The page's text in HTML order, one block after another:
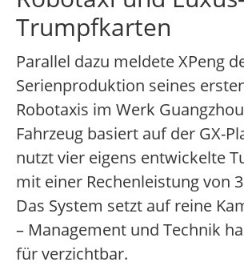
Trumpfkarten
Parallel dazu meldete XPeng
Serienproduktion seines
Robotaxis im Werk
Fahrzeug basiert auf der GX-
nutzt vier eigens entwickelte
mit einer Rechenleistung von
Das System setzt auf reine
– Management und Technik
für verzichtbar.